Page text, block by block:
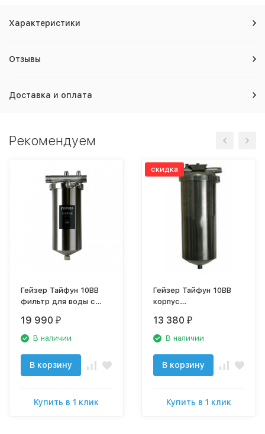
Характеристики
Отзывы
Доставка и оплата
Рекомендуем
Гейзер Тайфун 10ВВ
фильтр для воды с
19 990 ₽
В наличии
В корзину
Купить в 1 клик
скидка
Гейзер Тайфун 10BB
корпус
фильтра
13 380 ₽
В наличии
В корзину
Купить в 1 клик